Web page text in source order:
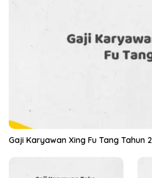
Gaji Karyawan Xing Fu Tang Tahun